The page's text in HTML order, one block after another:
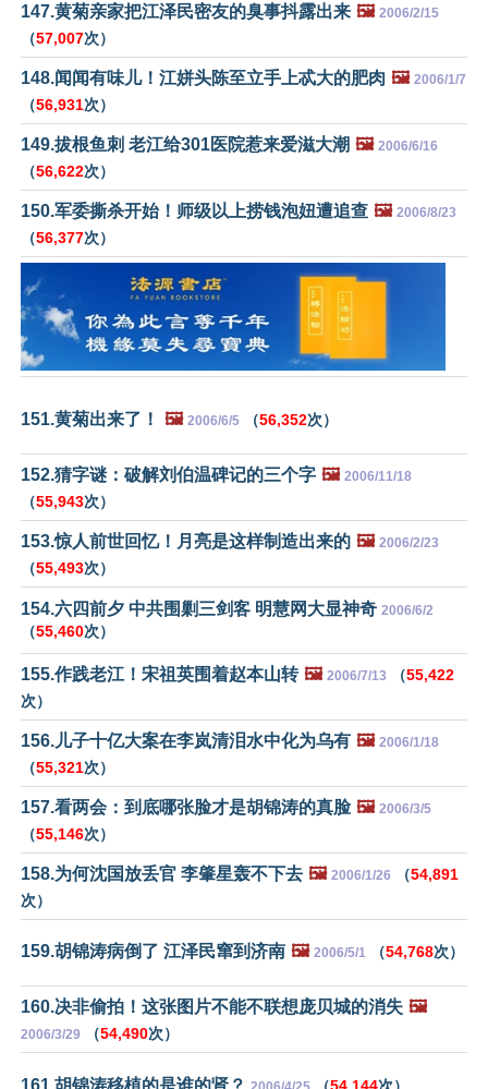
147.黄菊亲家把江泽民密友的臭事抖露出来 🖼️ 2006/2/15
（57,007次）
148.闻闻有味儿！江姘头陈至立手上忒大的肥肉 🖼️ 2006/1/7
（56,931次）
149.拔根鱼刺 老江给301医院惹来爱滋大潮 🖼️ 2006/6/16
（56,622次）
150.军委撕杀开始！师级以上捞钱泡妞遭追查 🖼️ 2006/8/23
（56,377次）
151.黄菊出来了！ 🖼️ 2006/6/5 （56,352次）
152.猜字谜：破解刘伯温碑记的三个字 🖼️ 2006/11/18
（55,943次）
153.惊人前世回忆！月亮是这样制造出来的 🖼️ 2006/2/23
（55,493次）
154.六四前夕 中共围剿三剑客 明慧网大显神奇 2006/6/2
（55,460次）
155.作践老江！宋祖英围着赵本山转 🖼️ 2006/7/13 （55,422
次）
156.儿子十亿大案在李岚清泪水中化为乌有 🖼️ 2006/1/18
（55,321次）
157.看两会：到底哪张脸才是胡锦涛的真脸 🖼️ 2006/3/5
（55,146次）
158.为何沈国放丢官 李肇星轰不下去 🖼️ 2006/1/26 （54,891
次）
159.胡锦涛病倒了 江泽民窜到济南 🖼️ 2006/5/1 （54,768次）
160.决非偷拍！这张图片不能不联想庞贝城的消失 🖼️
2006/3/29 （54,490次）
161.胡锦涛移植的是谁的肾？ （54,144次）